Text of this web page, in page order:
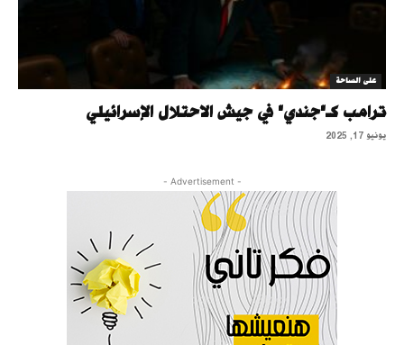
على الساحة
ترامب كـ"جندي" في جيش الاحتلال الإسرائيلي
يونيو 17, 2025
- Advertisement -